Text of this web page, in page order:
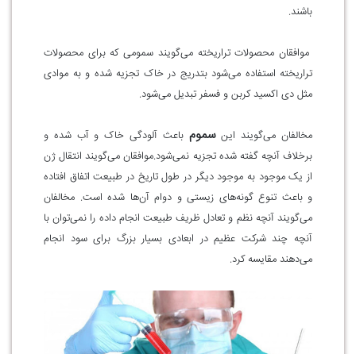
باشند.
موافقان محصولات تراریخته می‌گویند سمومی که برای محصولات
تراریخته استفاده می‌شود بتدریج در خاک تجزیه شده و به موادی
مثل دی اکسید کربن و فسفر تبدیل می‌شود.
مخالفان می‌گویند اینسموم باعث آلودگی خاک و آب شده و
برخلاف آنچه گفته شده تجزیه نمی‌شود.موافقان می‌گویند انتقال ژن
از یک موجود به موجود دیگر در طول تاریخ در طبیعت اتفاق افتاده
و باعث تنوع گونه‌های زیستی و دوام آن‌ها شده است. مخالفان
می‌گویند آنچه نظم و تعادل ظریف طبیعت انجام داده را نمی‌توان با
آنچه چند شرکت عظیم در ابعادی بسیار بزرگ برای سود انجام
می‌دهند مقایسه کرد.